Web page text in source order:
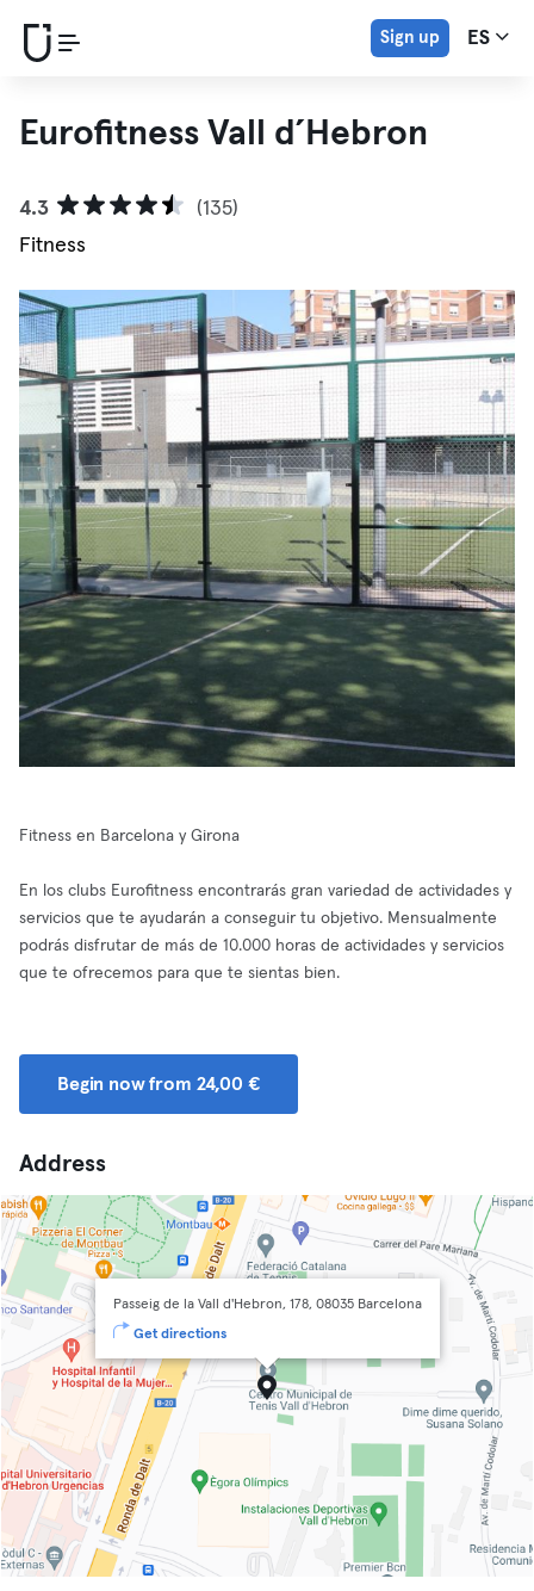
Sign up ES
Eurofitness Vall d´Hebron
4.3
(135)
Fitness
Fitness en Barcelona y Girona
En los clubs Eurofitness encontrarás gran variedad de actividades y
servicios que te ayudarán a conseguir tu objetivo. Mensualmente
podrás disfrutar de más de 10.000 horas de actividades y servicios
que te ofrecemos para que te sientas bien.
Begin now from 24,00 €
Address
Passeig de la Vall d'Hebron, 178, 08035 Barcelona
Get directions